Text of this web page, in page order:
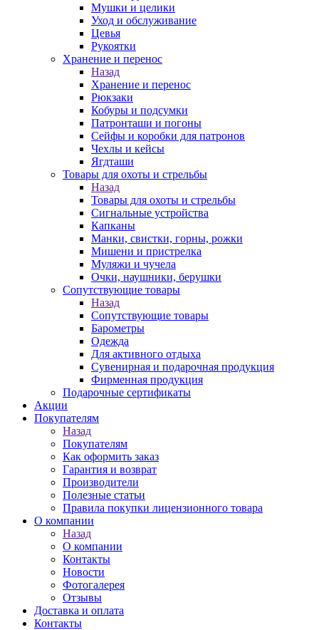
Мушки и целики
Уход и обслуживание
Цевья
Рукоятки
Хранение и перенос
Назад
Хранение и перенос
Рюкзаки
Кобуры и подсумки
Патронташи и погоны
Сейфы и коробки для патронов
Чехлы и кейсы
Ягдташи
Товары для охоты и стрельбы
Назад
Товары для охоты и стрельбы
Сигнальные устройства
Капканы
Манки, свистки, горны, рожки
Мишени и пристрелка
Муляжи и чучела
Очки, наушники, берушки
Сопутствующие товары
Назад
Сопутствующие товары
Барометры
Одежда
Для активного отдыха
Сувенирная и подарочная продукция
Фирменная продукция
Подарочные сертификаты
Акции
Покупателям
Назад
Покупателям
Как оформить заказ
Гарантия и возврат
Производители
Полезные статьи
Правила покупки лицензионного товара
О компании
Назад
О компании
Контакты
Новости
Фотогалерея
Отзывы
Доставка и оплата
Контакты